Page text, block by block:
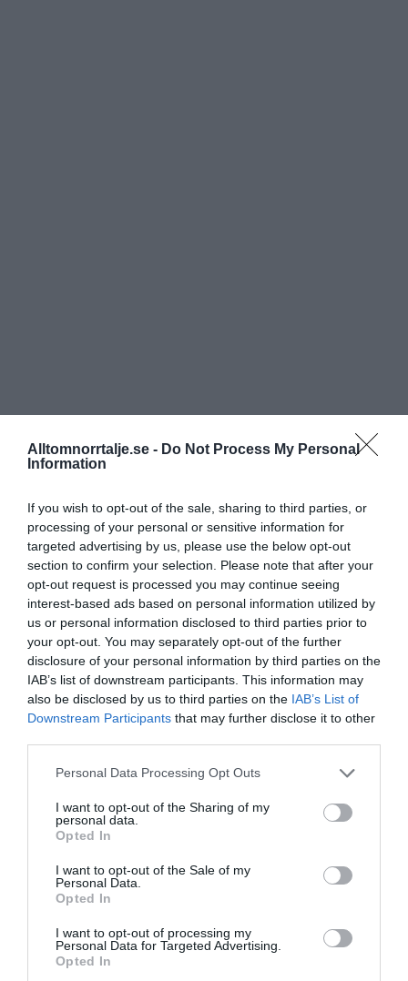
Alltomnorrtalje.se - Do Not Process My Personal
Information
If you wish to opt-out of the sale, sharing to third parties, or
processing of your personal or sensitive information for
targeted advertising by us, please use the below opt-out
section to confirm your selection. Please note that after your
opt-out request is processed you may continue seeing
interest-based ads based on personal information utilized by
us or personal information disclosed to third parties prior to
your opt-out. You may separately opt-out of the further
disclosure of your personal information by third parties on the
IAB’s list of downstream participants. This information may
also be disclosed by us to third parties on the IAB’s List of
Downstream Participants that may further disclose it to other
Personal Data Processing Opt Outs
I want to opt-out of the Sharing of my
personal data.
Opted In
I want to opt-out of the Sale of my
Personal Data.
Opted In
I want to opt-out of processing my
Personal Data for Targeted Advertising.
Opted In